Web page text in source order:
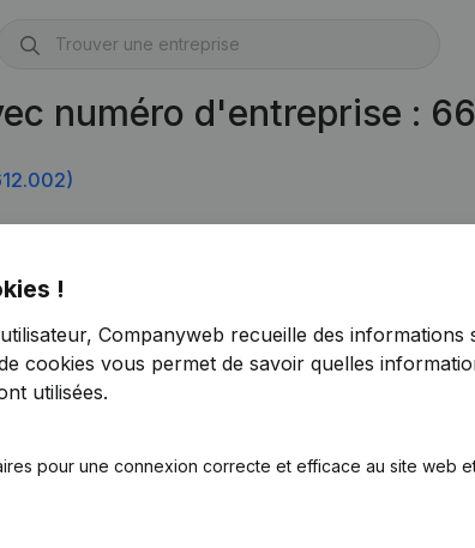
numéro d'entreprise :
!
Companyweb recueille des
cookies vous permet de savoir quelles
utilisées.
pour une connexion correcte et efficace au site web